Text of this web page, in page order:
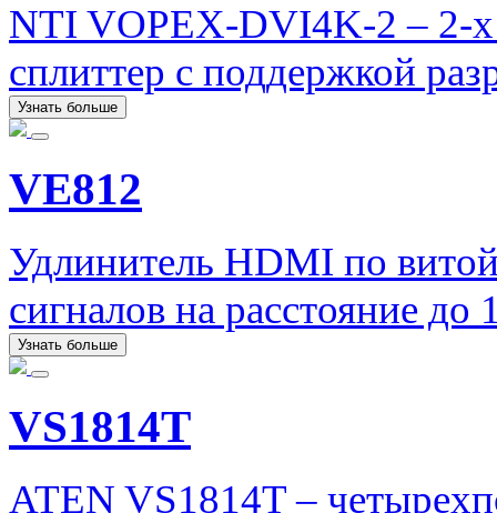
NTI VOPEX-DVI4K-2 – 2-
сплиттер с поддержкой
Узнать больше
VE812
Удлинитель HDMI по
сигналов на расстояние
Узнать больше
VS1814T
ATEN VS1814T –